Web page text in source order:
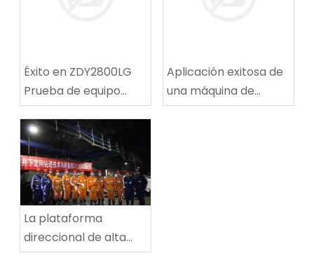
Éxito en ZDY2800LG
Prueba de equipo
técnico de
perforación espiral de
alta velocidad
Aplicación exitosa de
una máquina de
reparación de rutas
La plataforma
direccional de alta
potencia establece